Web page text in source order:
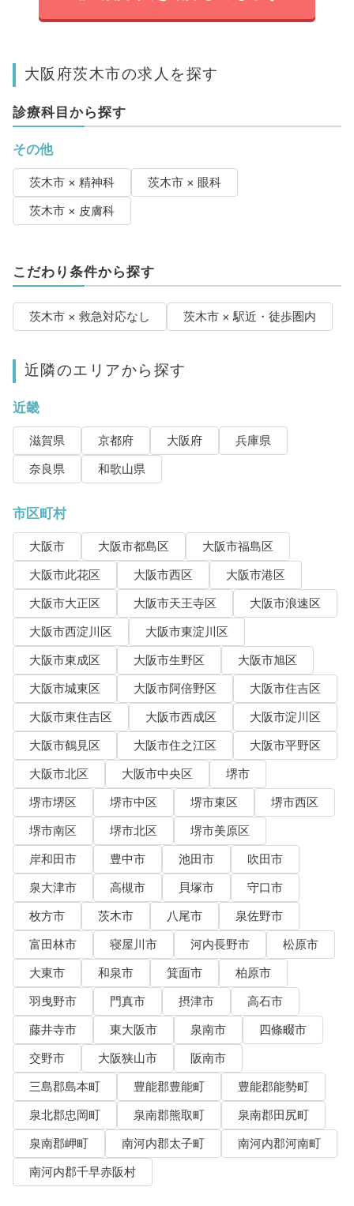
大阪府茨木市の求人を探す
診療科目から探す
その他
茨木市 × 精神科
茨木市 × 眼科
茨木市 × 皮膚科
こだわり条件から探す
茨木市 × 救急対応なし 茨木市 × 駅近・徒歩圏内
近隣のエリアから探す
近畿
滋賀県 京都府 大阪府
兵庫県
奈良県
和歌山県
市区町村
大阪市 大阪市都島区
大阪市福島区
大阪市此花区
大阪市西区
大阪市港区
大阪市大正区
大阪市天王寺区
大阪市浪速区
大阪市西淀川区
大阪市東淀川区
大阪市東成区
大阪市生野区
大阪市旭区
大阪市城東区
大阪市阿倍野区
大阪市住吉区
大阪市東住吉区
大阪市西成区
大阪市淀川区
大阪市鶴見区
大阪市住之江区
大阪市平野区
大阪市北区
大阪市中央区
堺市
堺市堺区
堺市中区 堺市東区
堺市西区
堺市南区
堺市北区
堺市美原区
岸和田市
豊中市 池田市
吹田市
泉大津市
高槻市 貝塚市
守口市
枚方市
茨木市 八尾市
泉佐野市
富田林市
寝屋川市 河内長野市
松原市
大東市
和泉市 箕面市
柏原市
羽曳野市
門真市 摂津市
高石市
藤井寺市
東大阪市 泉南市
四條畷市
交野市
大阪狭山市
阪南市
三島郡島本町
豊能郡豊能町
豊能郡能勢町
泉北郡忠岡町
泉南郡熊取町
泉南郡田尻町
泉南郡岬町
南河内郡太子町
南河内郡河南町
南河内郡千早赤阪村